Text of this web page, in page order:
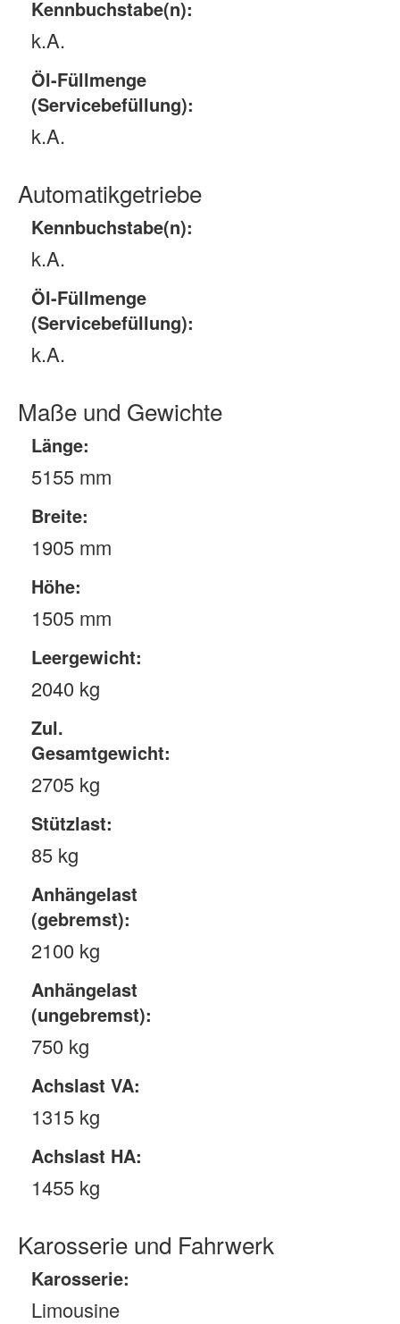
Kennbuchstabe(n):
k.A.
Öl-Füllmenge
(Servicebefüllung):
k.A.
Automatikgetriebe
Kennbuchstabe(n):
k.A.
Öl-Füllmenge
(Servicebefüllung):
k.A.
Maße und Gewichte
Länge:
5155 mm
Breite:
1905 mm
Höhe:
1505 mm
Leergewicht:
2040 kg
Zul.
Gesamtgewicht:
2705 kg
Stützlast:
85 kg
Anhängelast
(gebremst):
2100 kg
Anhängelast
(ungebremst):
750 kg
Achslast VA:
1315 kg
Achslast HA:
1455 kg
Karosserie und Fahrwerk
Karosserie:
Limousine